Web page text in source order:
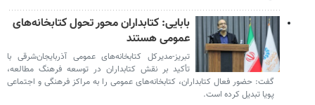
بابایی: کتابداران محور تحول کتابخانه‌های
عمومی هستند
تبریز-مدیرکل کتابخانه‌های عمومی آذربایجان‌شرقی با
تأکید بر نقش کتابداران در توسعه فرهنگ مطالعه،
گفت: حضور فعال کتابداران، کتابخانه‌های عمومی را به مراکز فرهنگی و اجتماعی
پویا تبدیل کرده است.